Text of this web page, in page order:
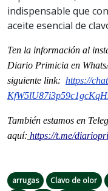
indispensable que
aceite esencial de
Ten la información al
Diario Primicia en
siguiente link: https://
También estamos en
aquí: https://t.me/
arrugas Clavo de olor